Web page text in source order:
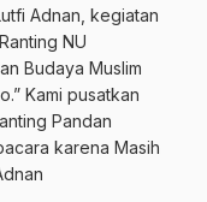
Adnan, kegiatan
NU
Budaya Muslim
Kami pusatkan
Pandan
karena Masih